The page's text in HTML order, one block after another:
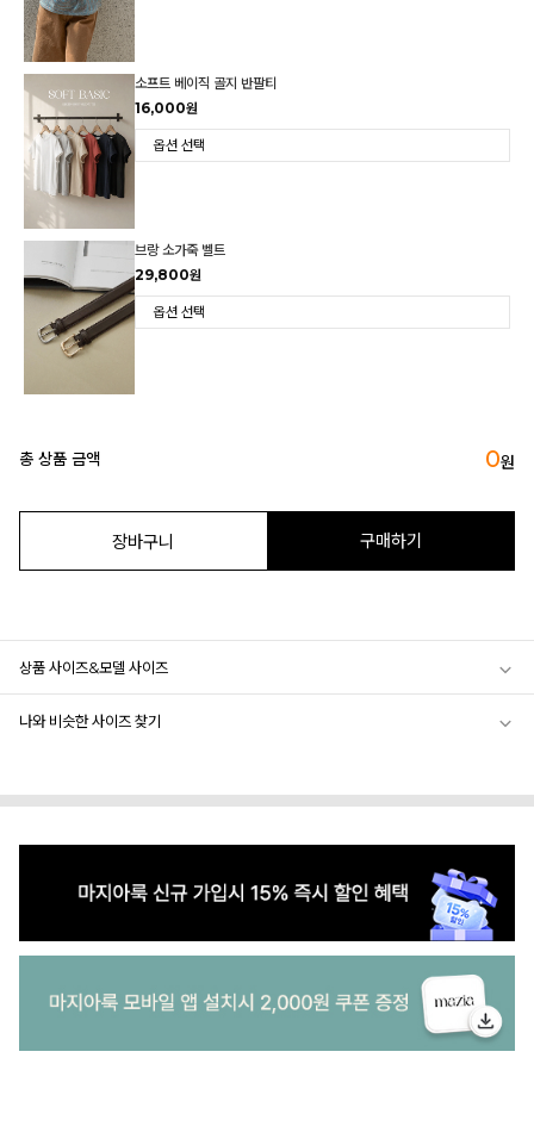
소프트 베이직 골지 반팔티
16,000원
브랑 소가죽 벨트
29,800원
총 상품 금액 0원
장바구니 구매하기
상품 사이즈&모델 사이즈
나와 비슷한 사이즈 찾기